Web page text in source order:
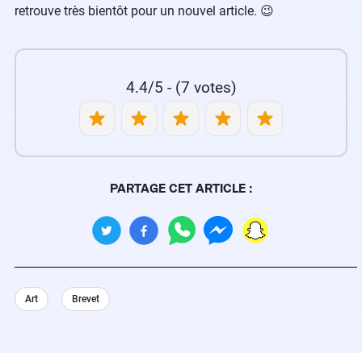
retrouve très bientôt pour un nouvel article. 😉
4.4/5 - (7 votes)
PARTAGE CET ARTICLE :
Art Brevet